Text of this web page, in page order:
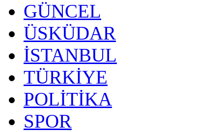
GÜNCEL
ÜSKÜDAR
İSTANBUL
TÜRKİYE
POLİTİKA
SPOR